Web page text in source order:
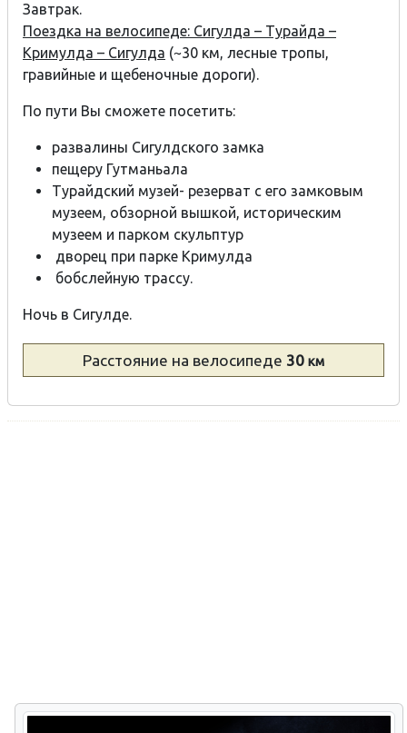
Завтрак.
Поездка на велосипеде: Сигулда – Турайда –
Кримулда – Сигулда (~30 км, лесные тропы,
гравийные и щебеночные дороги).
По пути Вы сможете посетить:
развалины Сигулдского замка
пещеру Гутманьала
Турайдский музей- резерват с его замковым
музеем, обзорной вышкой, историческим
музеем и парком скульптур
дворец при парке Кримулда
бобслейную трассу.
Ночь в Сигулде.
Расстояние на велосипеде 30 км